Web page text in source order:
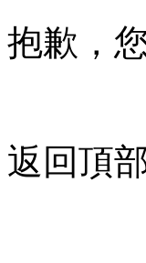
抱歉，
返回頂